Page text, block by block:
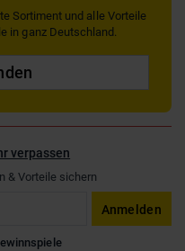
Sortiment und alle Vorteile
in ganz Deutschland.
verpassen
& Vorteile sichern
Anmelden